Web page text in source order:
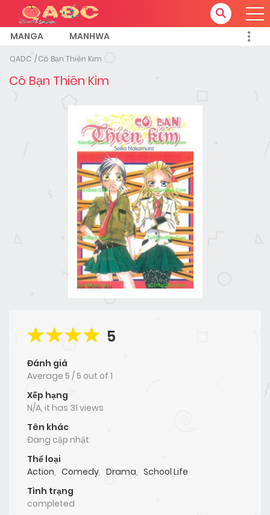
MANGA MANHWA
QADC Cô Bạn Thiên Kim
Cô Bạn Thiên Kim
5
Đánh giá
Average 5 /5 out of 1
Xếp hạng
N/A, it has 31 views
Tên khác
Đang cập nhật
Thể loại
Action, Comedy, Drama, School Life
Tình trạng
completed